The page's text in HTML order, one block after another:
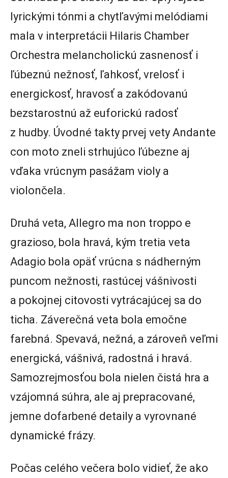
lyrickými tónmi a chytľavými melódiami
mala v interpretácii Hilaris Chamber
Orchestra melancholickú zasnenosť i
ľúbeznú nežnosť, ľahkosť, vrelosť i
energickosť, hravosť a zakódovanú
bezstarostnú až euforickú radosť
z hudby. Úvodné takty prvej vety Andante
con moto zneli strhujúco ľúbezne aj
vďaka vrúcnym pasážam violy a
violončela.
Druhá veta, Allegro ma non troppo e
grazioso, bola hravá, kým tretia veta
Adagio bola opäť vrúcna s nádherným
puncom nežnosti, rastúcej vášnivosti
a pokojnej citovosti vytrácajúcej sa do
ticha. Záverečná veta bola emočne
farebná. Spevavá, nežná, a zároveň veľmi
energická, vášnivá, radostná i hravá.
Samozrejmosťou bola nielen čistá hra a
vzájomná súhra, ale aj prepracované,
jemne dofarbené detaily a vyrovnané
dynamické frázy.
Počas celého večera bolo vidieť, že ako